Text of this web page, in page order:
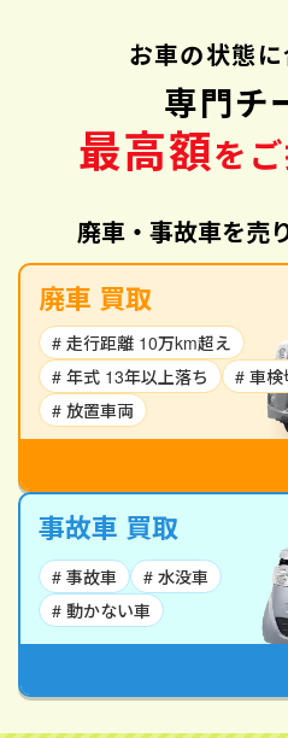
お車の状態に
専門チ
最高額を
廃車・事故車を売
廃車 買取
# 走行距離 10万km超え
# 年式 13年以上落ち
# 車検
# 放置車両
事故車 買取
# 事故車
# 水没車
# 動かない車